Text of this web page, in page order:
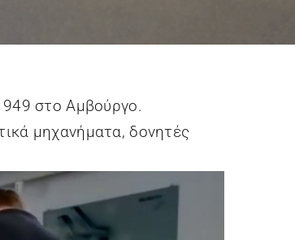
στο Αμβούργο.
μηχανήματα, δονητές